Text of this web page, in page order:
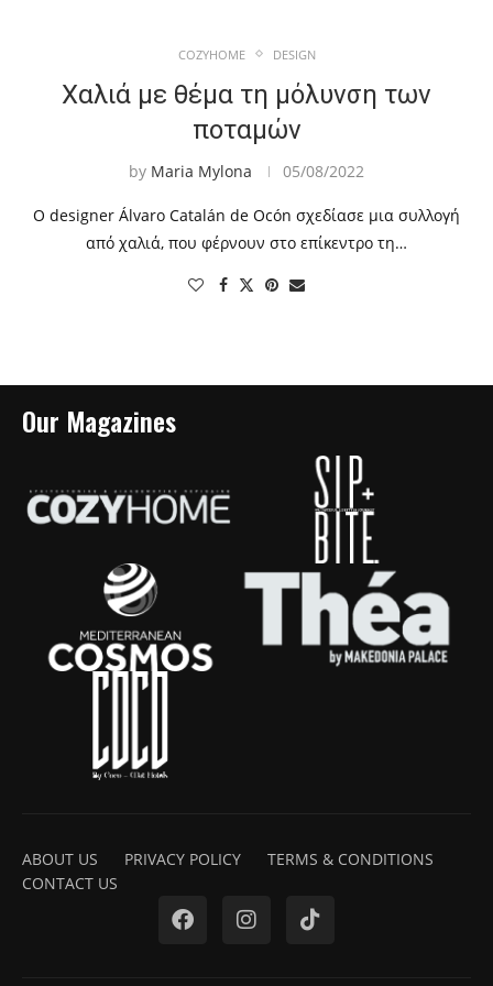
COZYHOME DESIGN
Χαλιά με θέμα τη μόλυνση των
ποταμών
by Maria Mylona 05/08/2022
O designer Álvaro Catalán de Ocón σχεδίασε μια συλλογή
από χαλιά, που φέρνουν στο επίκεντρο τη…
Our Magazines
ABOUT US PRIVACY POLICY
TERMS & CONDITIONS
CONTACT US